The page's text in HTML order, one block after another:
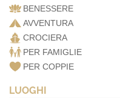
BENESSERE
AVVENTURA
CROCIERA
PER FAMIGLIE
PER COPPIE
LUOGHI